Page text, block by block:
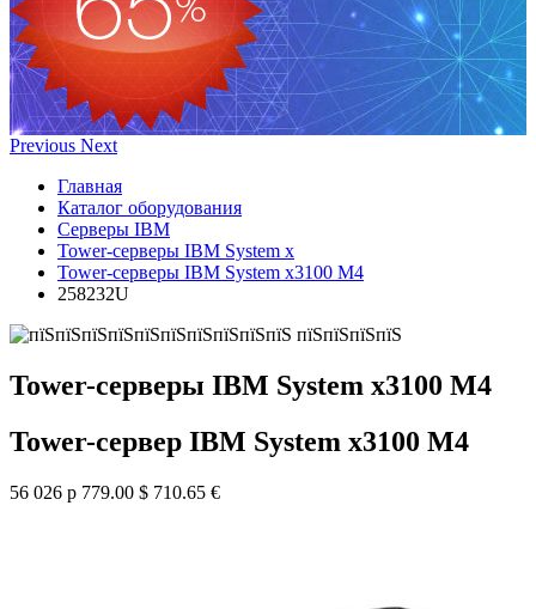
Previous Next
Главная
Каталог оборудования
Серверы IBM
Tower-серверы IBM System x
Tower-серверы IBM System x3100 M4
258232U
Tower-серверы IBM System x3100 M4
Tower-сервер IBM System x3100 M4
56 026 р 779.00 $ 710.65 €